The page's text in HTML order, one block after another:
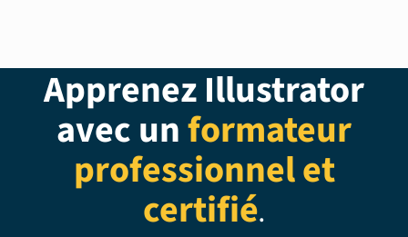
Apprenez Illustrator
avec unformateur
professionnel et
certifié.